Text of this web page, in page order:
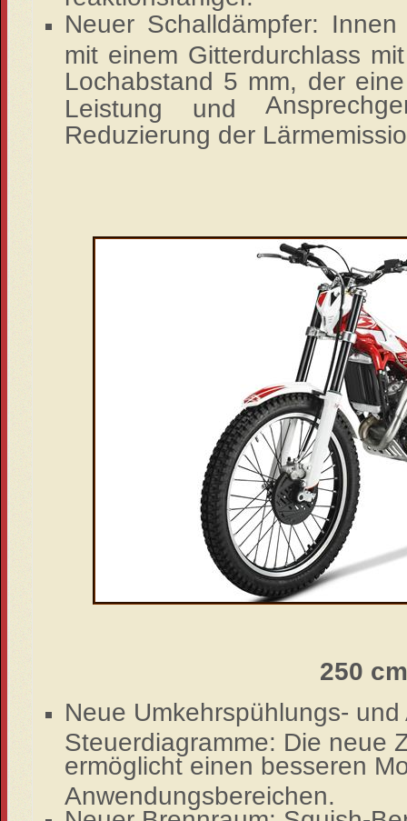
Neuer Schalldämpfer:
mit einem Gitterdurchlass
Lochabstand 5 mm, der
Leistung und
Reduzierung der
250
Neue Umkehrspühlungs- und
Steuerdiagramme: Die neue
ermöglicht einen besseren
Anwendungsbereichen.